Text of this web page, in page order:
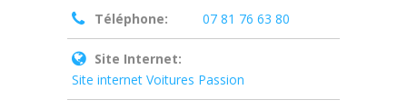
Téléphone: 07 81 76 63 80
Site Internet:
Site internet Voitures Passion